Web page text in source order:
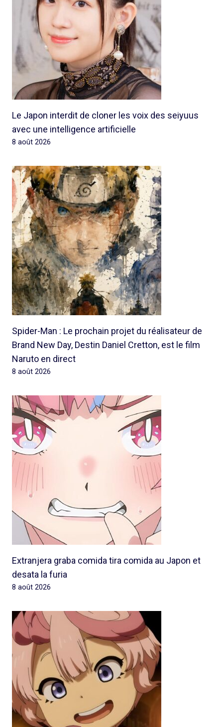
Le Japon interdit de cloner les voix des seiyuus
avec une intelligence artificielle
8 août 2026
Spider-Man : Le prochain projet du réalisateur de
Brand New Day, Destin Daniel Cretton, est le film
Naruto en direct
8 août 2026
Extranjera graba comida tira comida au Japon et
desata la furia
8 août 2026